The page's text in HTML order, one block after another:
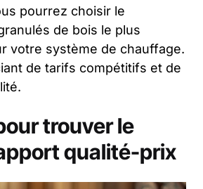
pourrez choisir le
de bois le plus
votre système de chauffage.
de tarifs compétitifs et de
trouver le
qualité-prix